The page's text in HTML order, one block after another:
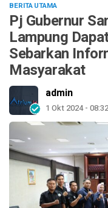
BERITA UTAMA
Pj Gubernur
Lampung
Sebarkan
Masyarakat
admin
1 Okt 2024 -